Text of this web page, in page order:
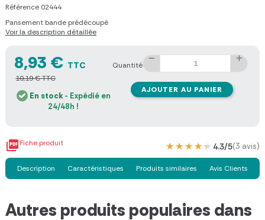
Référence 02444
Pansement bande prédécoupé
Voir la description détaillée
8,93 € TTC
10,19 € TTC
En stock- Expédié en
24/48h !
Quantité
AJOUTER AU PANIER
Fiche produit ★★★★★
★★★★★ 4.3/5(3 avis)
Description Caractéristiques Produits similaires Avis Clients
Autres produits populaires dans